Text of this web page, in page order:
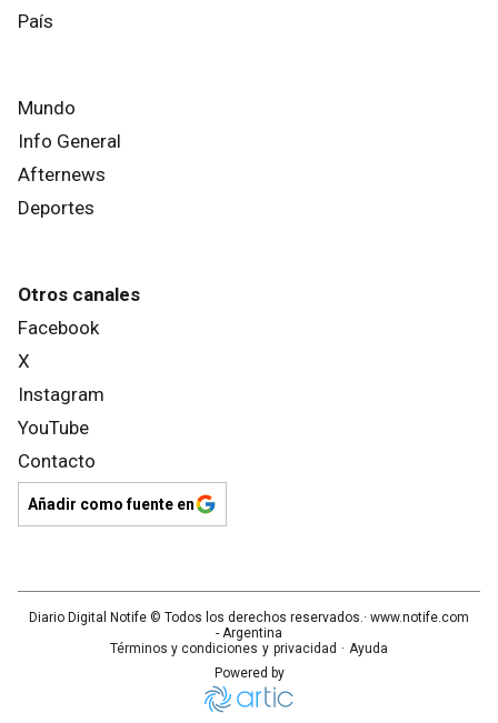
País
Mundo
Info General
Afternews
Deportes
Otros canales
Facebook
X
Instagram
YouTube
Contacto
Añadir como fuente en
Diario Digital Notife © Todos los derechos reservados.· www.notife.com
- Argentina
Términos y condiciones y privacidad · Ayuda
Powered by